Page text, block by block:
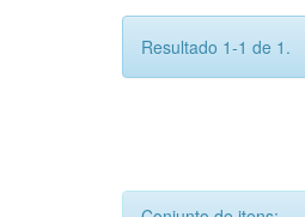
Resultado 1-1 de 1.